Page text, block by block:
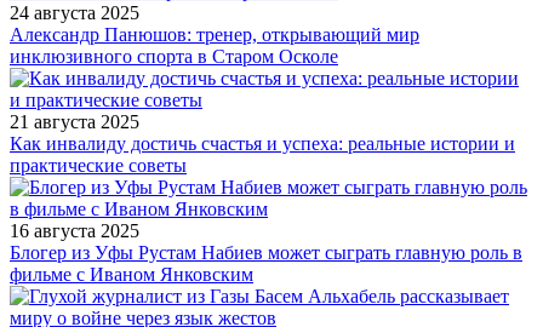
24 августа 2025
Александр Панюшов: тренер, открывающий мир
инклюзивного спорта в Старом Осколе
21 августа 2025
Как инвалиду достичь счастья и успеха: реальные истории и
практические советы
16 августа 2025
Блогер из Уфы Рустам Набиев может сыграть главную роль в
фильме с Иваном Янковским